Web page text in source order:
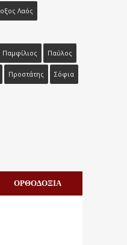
Λαός
Παμφίλιος Παύλος
Προστάτης Σόφια
ΟΡΘΟΔΟΞΙΑ